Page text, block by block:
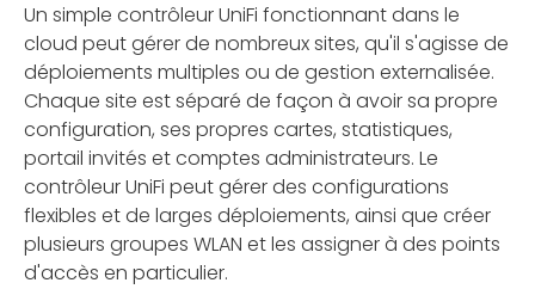
Un simple contrôleur UniFi fonctionnant dans le
cloud peut gérer de nombreux sites, qu'il s'agisse de
déploiements multiples ou de gestion externalisée.
Chaque site est séparé de façon à avoir sa propre
configuration, ses propres cartes, statistiques,
portail invités et comptes administrateurs. Le
contrôleur UniFi peut gérer des configurations
flexibles et de larges déploiements, ainsi que créer
plusieurs groupes WLAN et les assigner à des points
d'accès en particulier.